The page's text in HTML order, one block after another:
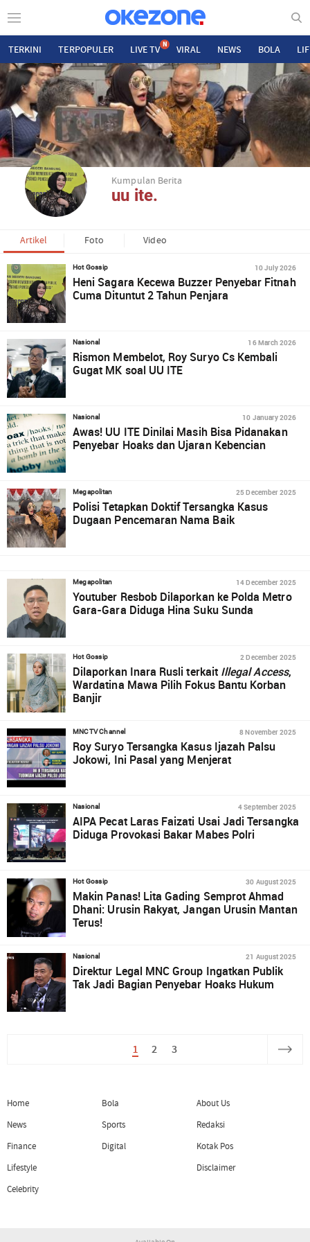
TERKINI TERPOPULER LIVE TV N VIRAL NEWS BOLA
Kumpulan Berita
uu ite.
Artikel Foto Video
Hot Gossip 10 July 2026
Heni Sagara Kecewa Buzzer Penyebar Fitnah
Cuma Dituntut 2 Tahun Penjara
Nasional 16 March 2026
Rismon Membelot, Roy Suryo Cs Kembali
Gugat MK soal UU ITE
Nasional 10 January 2026
Awas! UU ITE Dinilai Masih Bisa Pidanakan
Penyebar Hoaks dan Ujaran Kebencian
Megapolitan 25 December 2025
Polisi Tetapkan Doktif Tersangka Kasus
Dugaan Pencemaran Nama Baik
Megapolitan 14 December 2025
Youtuber Resbob Dilaporkan ke Polda Metro
Gara-Gara Diduga Hina Suku Sunda
Hot Gossip 2 December 2025
Dilaporkan Inara Rusli terkait Illegal Access,
Wardatina Mawa Pilih Fokus Bantu Korban
Banjir
MNCTV Channel 8 November 2025
Roy Suryo Tersangka Kasus Ijazah Palsu
Jokowi, Ini Pasal yang Menjerat
Nasional 4 September 2025
AIPA Pecat Laras Faizati Usai Jadi Tersangka
Diduga Provokasi Bakar Mabes Polri
Hot Gossip 30 August 2025
Makin Panas! Lita Gading Semprot Ahmad
Dhani: Urusin Rakyat, Jangan Urusin Mantan
Terus!
Nasional 21 August 2025
Direktur Legal MNC Group Ingatkan Publik
Tak Jadi Bagian Penyebar Hoaks Hukum
1 2 3
Home
News
Finance
Lifestyle
Celebrity
Bola
Sports
Digital
About Us
Redaksi
Kotak Pos
Disclaimer